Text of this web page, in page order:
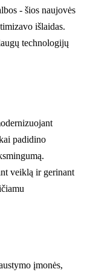
- šios naujovės
išlaidas.
technologijų
padidino
veiklą ir gerinant
įmonės,